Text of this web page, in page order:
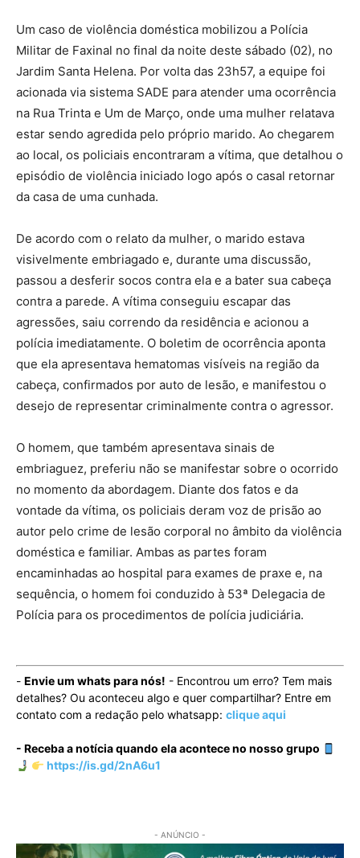
Um caso de violência doméstica mobilizou a Polícia
Militar de Faxinal no final da noite deste sábado (02), no
Jardim Santa Helena. Por volta das 23h57, a equipe foi
acionada via sistema SADE para atender uma ocorrência
na Rua Trinta e Um de Março, onde uma mulher relatava
estar sendo agredida pelo próprio marido. Ao chegarem
ao local, os policiais encontraram a vítima, que detalhou o
episódio de violência iniciado logo após o casal retornar
da casa de uma cunhada.
De acordo com o relato da mulher, o marido estava
visivelmente embriagado e, durante uma discussão,
passou a desferir socos contra ela e a bater sua cabeça
contra a parede. A vítima conseguiu escapar das
agressões, saiu correndo da residência e acionou a
polícia imediatamente. O boletim de ocorrência aponta
que ela apresentava hematomas visíveis na região da
cabeça, confirmados por auto de lesão, e manifestou o
desejo de representar criminalmente contra o agressor.
O homem, que também apresentava sinais de
embriaguez, preferiu não se manifestar sobre o ocorrido
no momento da abordagem. Diante dos fatos e da
vontade da vítima, os policiais deram voz de prisão ao
autor pelo crime de lesão corporal no âmbito da violência
doméstica e familiar. Ambas as partes foram
encaminhadas ao hospital para exames de praxe e, na
sequência, o homem foi conduzido à 53ª Delegacia de
Polícia para os procedimentos de polícia judiciária.
- Envie um whats para nós! - Encontrou um erro? Tem mais
detalhes? Ou aconteceu algo e quer compartilhar? Entre em
contato com a redação pelo whatsapp: clique aqui
- Receba a notícia quando ela acontece no nosso grupo
https://is.gd/2nA6u1
- ANÚNCIO -